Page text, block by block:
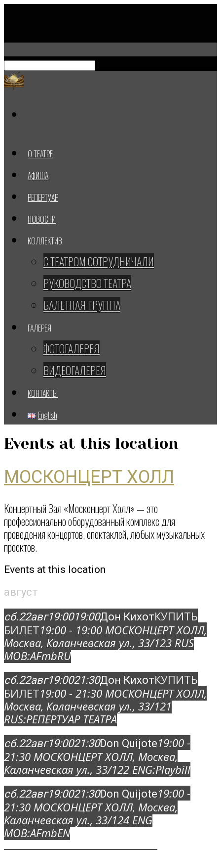
О ТЕАТРЕ
АФИША
РЕПЕРТУАР
НОВОСТИ
КОЛЛЕКТИВ
С ТЕАТРОМ СОТРУДНИЧАЛИ
РУКОВОДСТВО ТЕАТРА
БАЛЕТНАЯ ТРУППА
ГАЛЕРЕЯ
ФОТОГАЛЕРЕЯ
ВИДЕОГАЛЕРЕЯ
КОНТАКТЫ
English
Events at this location
МОСКОНЦЕРТ ХОЛЛ
Концертный Зал «Москонцерт Холл» — это
профессионально оборудованный комплекс для
проведения концертов, спектаклей, любых музыкальных
проектов.
Events at this location
август
сб.22авг19:0019:00Дон КихотКУПИТЬ
БИЛЕТ19:00 - 19:00 МОСКОНЦЕРТ ХОЛЛ,
Москва, Каланчевская ул., 33/123 RUS
MOB:AFmbRU
сб.22авг19:0021:30Дон КихотКУПИТЬ
БИЛЕТ19:00 - 21:30 МОСКОНЦЕРТ ХОЛЛ,
Москва, Каланчевская ул., 33/121
RUS:РЕПЕРТУАР ТЕАТРА
сб.22авг19:0021:30Don Quijote19:00 -
21:30 МОСКОНЦЕРТ ХОЛЛ, Москва,
Каланчевская ул., 33/122 ENG:Playbill
сб.22авг19:0021:30Don Quijote19:00 -
21:30 МОСКОНЦЕРТ ХОЛЛ, Москва,
Каланчевская ул., 33/124 ENG
MOB:AFmbEN